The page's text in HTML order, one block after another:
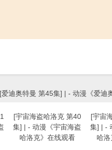
[爱迪奥特曼 第45集] | - 动漫《爱迪
[宇宙海盗哈洛克 第40
集] | - 动漫《宇宙海盗
哈洛克》在线观看
[宇宙
集] | -
哈洛